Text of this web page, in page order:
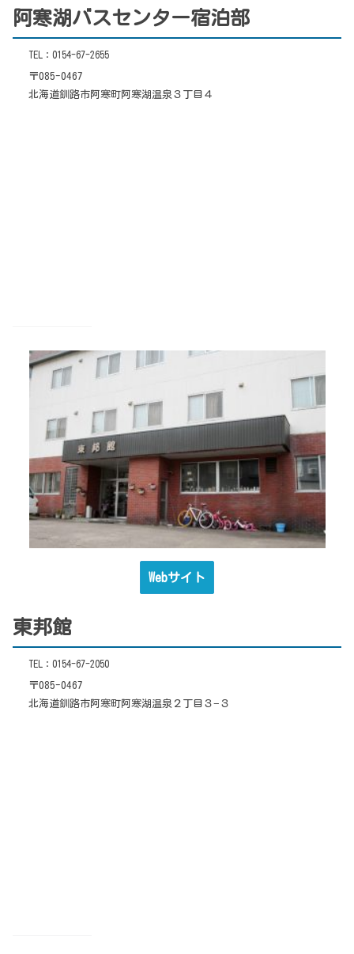
阿寒湖バスセンター宿泊部
TEL：0154-67-2655
〒085-0467
北海道釧路市阿寒町阿寒湖温泉３丁目４
Webサイト
東邦館
TEL：0154-67-2050
〒085-0467
北海道釧路市阿寒町阿寒湖温泉２丁目３−３